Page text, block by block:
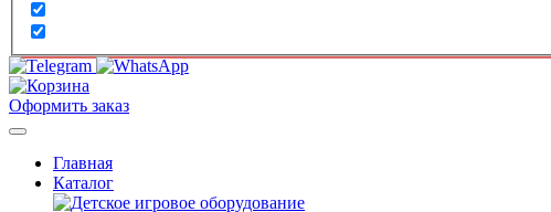
Оформить заказ
Главная
Каталог